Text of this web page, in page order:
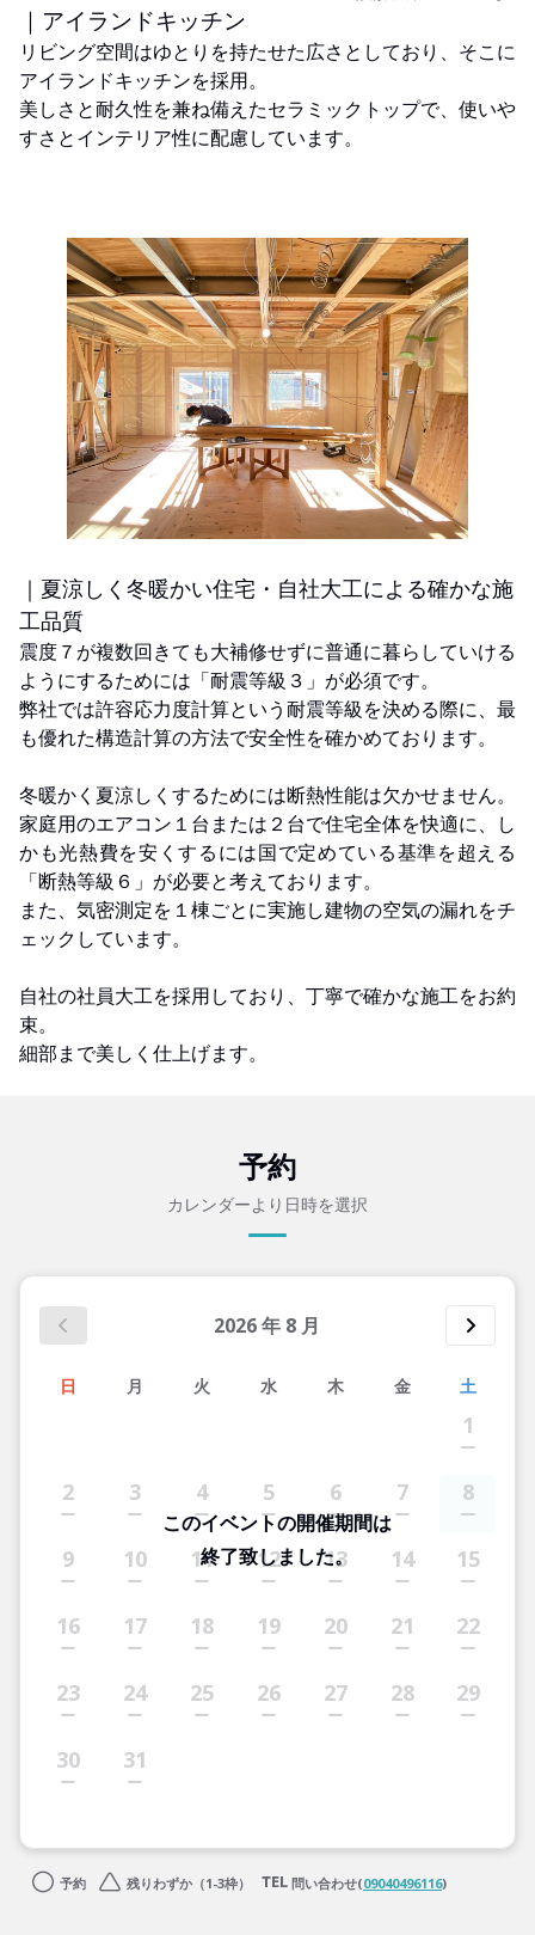
｜アイランドキッチン
リビング空間はゆとりを持たせた広さとしており、そこに
アイランドキッチンを採用。
美しさと耐久性を兼ね備えたセラミックトップで、使いや
すさとインテリア性に配慮しています。
｜夏涼しく冬暖かい住宅・自社大工による確かな施
工品質
震度７が複数回きても大補修せずに普通に暮らしていける
ようにするためには「耐震等級３」が必須です。
弊社では許容応力度計算という耐震等級を決める際に、最
も優れた構造計算の方法で安全性を確かめております。
冬暖かく夏涼しくするためには断熱性能は欠かせません。
家庭用のエアコン１台または２台で住宅全体を快適に、し
かも光熱費を安くするには国で定めている基準を超える
「断熱等級６」が必要と考えております。
また、気密測定を１棟ごとに実施し建物の空気の漏れをチ
ェックしています。
自社の社員大工を採用しており、丁寧で確かな施工をお約
束。
細部まで美しく仕上げます。
予約
カレンダーより日時を選択
2026年 8 月
日 月 火 水 木 金 土
1
2 3 4 5 6 7 8
9 10 11 12 13 14 15
16 17 18 19 20 21 22
23 24 25 26 27 28 29
30 31
このイベントの開催期間は
終了致しました。
予約 残りわずか（1-3枠） 問い合わせ(09040496116)